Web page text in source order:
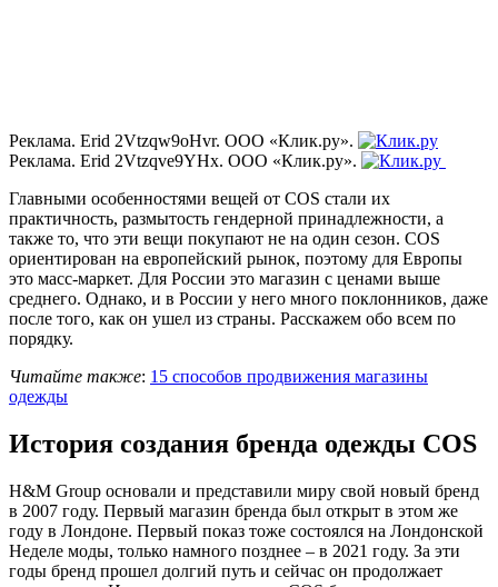
Реклама. Erid 2Vtzqw9oHvr. ООО «Клик.ру».
Реклама. Erid 2Vtzqve9YHx. ООО «Клик.ру».
Главными особенностями вещей от COS стали их
практичность, размытость гендерной принадлежности, а
также то, что эти вещи покупают не на один сезон. COS
ориентирован на европейский рынок, поэтому для Европы
это масс-маркет. Для России это магазин с ценами выше
среднего. Однако, и в России у него много поклонников, даже
после того, как он ушел из страны. Расскажем обо всем по
порядку.
Читайте также: 15 способов продвижения магазины
одежды
История создания бренда одежды COS
H&M Group основали и представили миру свой новый бренд
в 2007 году. Первый магазин бренда был открыт в этом же
году в Лондоне. Первый показ тоже состоялся на Лондонской
Неделе моды, только намного позднее – в 2021 году. За эти
годы бренд прошел долгий путь и сейчас он продолжает